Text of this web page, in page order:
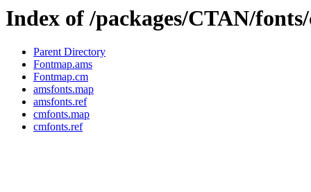
Index of /packages/CTAN/
Parent Directory
Fontmap.ams
Fontmap.cm
amsfonts.map
amsfonts.ref
cmfonts.map
cmfonts.ref